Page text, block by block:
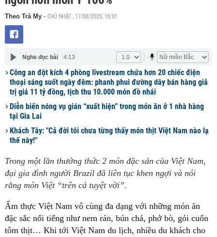
Theo Trà My - CHỦ NHẬT , 17/08/2025, 16:01
Nghe đọc bài 4:13
Công an đột kích 4 phòng livestream chứa hơn 20 chiếc điện
thoại sáng suốt ngày đêm: phanh phui đường dây bán hàng giả
trị giá 11 tỷ đồng, tịch thu 10.000 món đồ nhái
Diễn biến nóng vụ gián “xuất hiện” trong món ăn ở 1 nhà hàng
tại Gia Lai
Khách Tây: "Cả đời tôi chưa từng thấy món thịt Việt Nam nào lạ
thế này!"
Trong một lần thưởng thức 2 món đặc sản của Việt Nam,
đại gia đình người Brazil đã liên tục khen ngợi và nói
rằng món Việt “trên cả tuyệt vời”.
Ẩm thực Việt Nam vô cùng đa dạng với những món ăn
đặc sắc nổi tiếng như nem rán, bún chả, phở bò, gỏi cuốn
tôm thịt… Khi tới Việt Nam du lịch, nhiều du khách cho